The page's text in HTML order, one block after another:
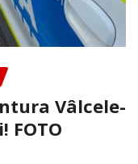
Vâlcele-
FOTO